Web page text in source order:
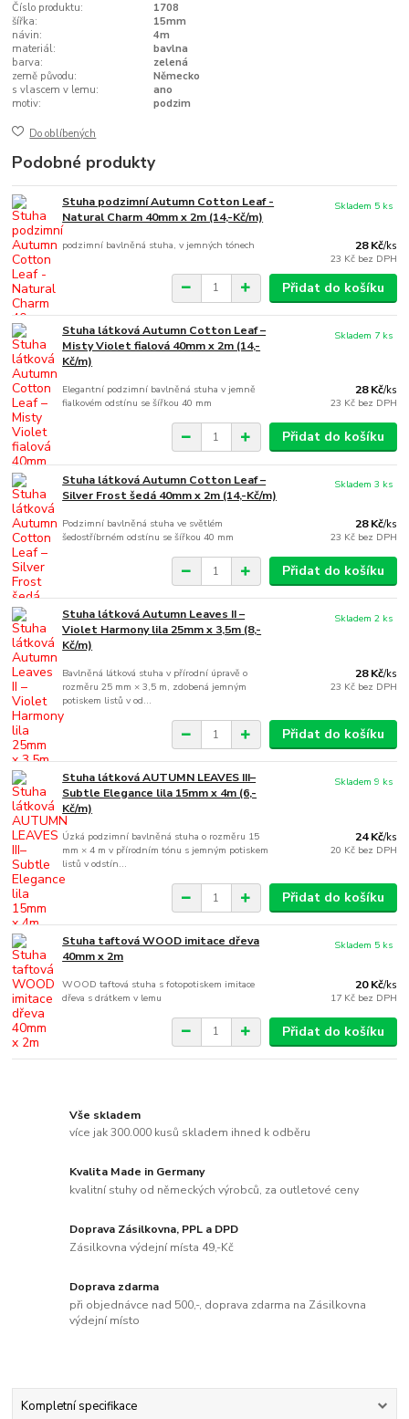
Číslo produktu:
1708
šířka:
15mm
návin:
4m
materiál:
bavlna
barva:
zelená
země původu:
Německo
s vlascem v lemu:
ano
motiv:
podzim
Do oblíbených
Podobné produkty
Stuha podzimní Autumn Cotton Leaf -
Natural Charm 40mm x 2m (14,-Kč/m)
podzimní bavlněná stuha, v jemných tónech 28 Kč/ks
23 Kč bez DPH
Skladem 5 ks
Přidat do košíku
Stuha látková Autumn Cotton Leaf –
Misty Violet fialová 40mm x 2m (14,-
Kč/m)
Elegantní podzimní bavlněná stuha v jemně
fialkovém odstínu se šířkou 40 mm
28 Kč/ks
23 Kč bez DPH
Skladem 7 ks
Přidat do košíku
Stuha látková Autumn Cotton Leaf –
Silver Frost šedá 40mm x 2m (14,-Kč/m)
Podzimní bavlněná stuha ve světlém
šedostříbrném odstínu se šířkou 40 mm
28 Kč/ks
23 Kč bez DPH
Skladem 3 ks
Přidat do košíku
Stuha látková Autumn Leaves II –
Violet Harmony lila 25mm x 3,5m (8,-
Kč/m)
Bavlněná látková stuha v přírodní úpravě o
rozměru 25 mm × 3,5 m, zdobená jemným
potiskem listů v od...
28 Kč/ks
23 Kč bez DPH
Skladem 2 ks
Přidat do košíku
Stuha látková AUTUMN LEAVES III–
Subtle Elegance lila 15mm x 4m (6,-
Kč/m)
Úzká podzimní bavlněná stuha o rozměru 15
mm × 4 m v přírodním tónu s jemným potiskem
listů v odstín...
24 Kč/ks
20 Kč bez DPH
Skladem 9 ks
Přidat do košíku
Stuha taftová WOOD imitace dřeva
40mm x 2m
WOOD taftová stuha s fotopotiskem imitace
dřeva s drátkem v lemu
20 Kč/ks
17 Kč bez DPH
Skladem 5 ks
Přidat do košíku
Vše skladem
více jak 300.000 kusů skladem ihned k odběru
Kvalita Made in Germany
kvalitní stuhy od německých výrobců, za outletové ceny
Doprava Zásilkovna, PPL a DPD
Zásilkovna výdejní místa 49,-Kč
Doprava zdarma
při objednávce nad 500,-, doprava zdarma na Zásilkovna
výdejní místo
Kompletní specifikace